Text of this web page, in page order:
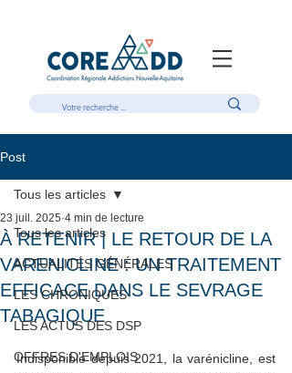
Post
Tous les articles
ACTUALITÉS GÉNÉRALES
LES CHRONIQUES
LES ACTUS DES DSP
OFFRES D'EMPLOIS
Tous les articles
À RETENIR | LE RETOUR DE LA
VARENICLINE : UN TRAITEMENT
EFFICACE DANS LE SEVRAGE
TABAGIQUE
23 juil. 2025 4 min de lecture
Indisponible depuis 2021, la varénicline, est